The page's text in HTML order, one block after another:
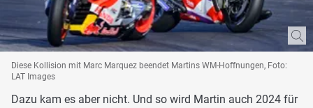
Diese Kollision mit Marc Marquez beendet Martins WM-Hoffnungen, Foto:
LAT Images
Dazu kam es aber nicht. Und so wird Martin auch 2024 für